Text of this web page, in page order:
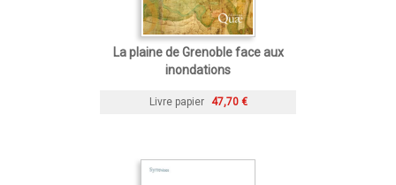
La plaine de Grenoble face aux
inondations
Livre papier 47,70 €